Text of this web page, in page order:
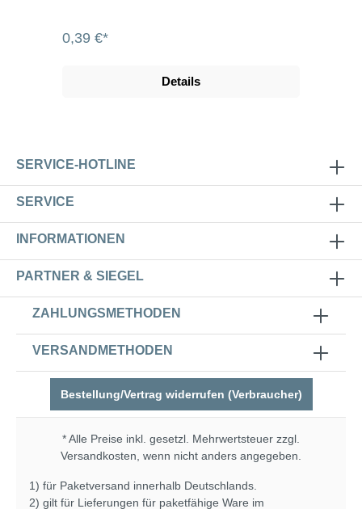
0,39 €*
Details
SERVICE-HOTLINE
SERVICE
INFORMATIONEN
PARTNER & SIEGEL
ZAHLUNGSMETHODEN
VERSANDMETHODEN
Bestellung/Vertrag widerrufen (Verbraucher)
* Alle Preise inkl. gesetzl. Mehrwertsteuer zzgl.
Versandkosten , wenn nicht anders angegeben.
1) für Paketversand innerhalb Deutschlands.
2) gilt für Lieferungen für paketfähige Ware im